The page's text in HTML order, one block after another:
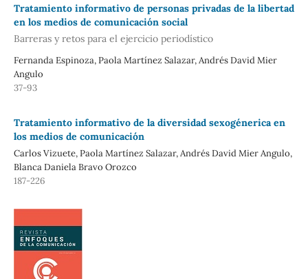
Tratamiento informativo de personas privadas de la libertad
en los medios de comunicación social
Barreras y retos para el ejercicio periodístico
Fernanda Espinoza, Paola Martínez Salazar, Andrés David Mier
Angulo
37-93
Tratamiento informativo de la diversidad sexogénerica en
los medios de comunicación
Carlos Vizuete, Paola Martínez Salazar, Andrés David Mier Angulo,
Blanca Daniela Bravo Orozco
187-226